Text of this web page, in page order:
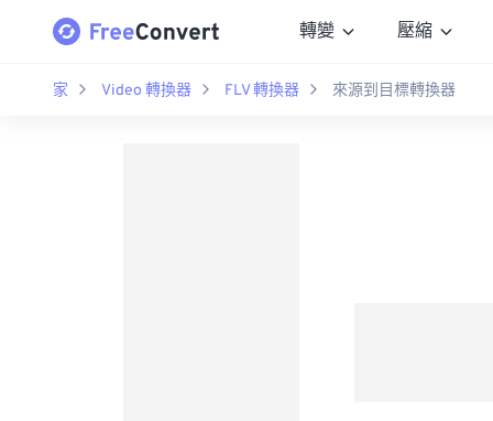
轉變 壓縮
家 Video 轉換器 FLV 轉換器 來源到目標轉換器